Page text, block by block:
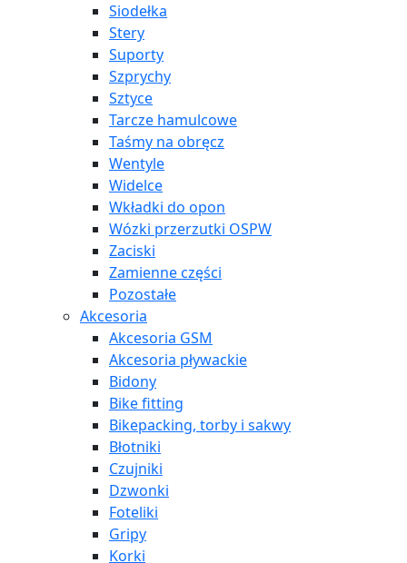
Siodełka
Stery
Suporty
Szprychy
Sztyce
Tarcze hamulcowe
Taśmy na obręcz
Wentyle
Widelce
Wkładki do opon
Wózki przerzutki OSPW
Zaciski
Zamienne części
Pozostałe
Akcesoria
Akcesoria GSM
Akcesoria pływackie
Bidony
Bike fitting
Bikepacking, torby i sakwy
Błotniki
Czujniki
Dzwonki
Foteliki
Gripy
Korki